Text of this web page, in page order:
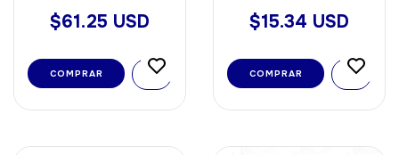
$61.25 USD $15.34 USD